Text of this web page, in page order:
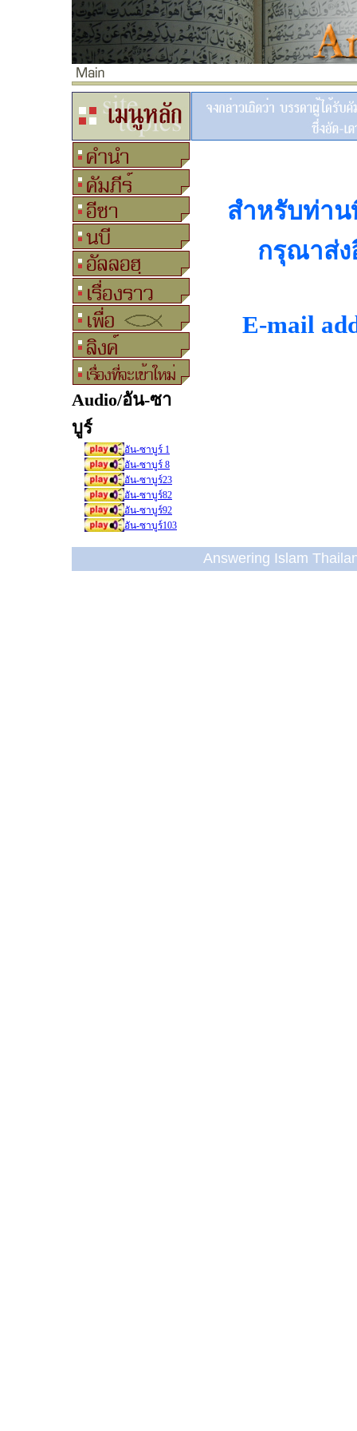
Audio/อัน-ซา
บูร์
อัน-ซาบูร์ 1
อัน-ซาบูร์ 8
อัน-ซาบูร์23
อัน-ซาบูร์82
อัน-ซาบูร์92
อัน-ซาบูร์103
สำหรับท่าน
กรุณาส่ง
E-mail
Answering Islam